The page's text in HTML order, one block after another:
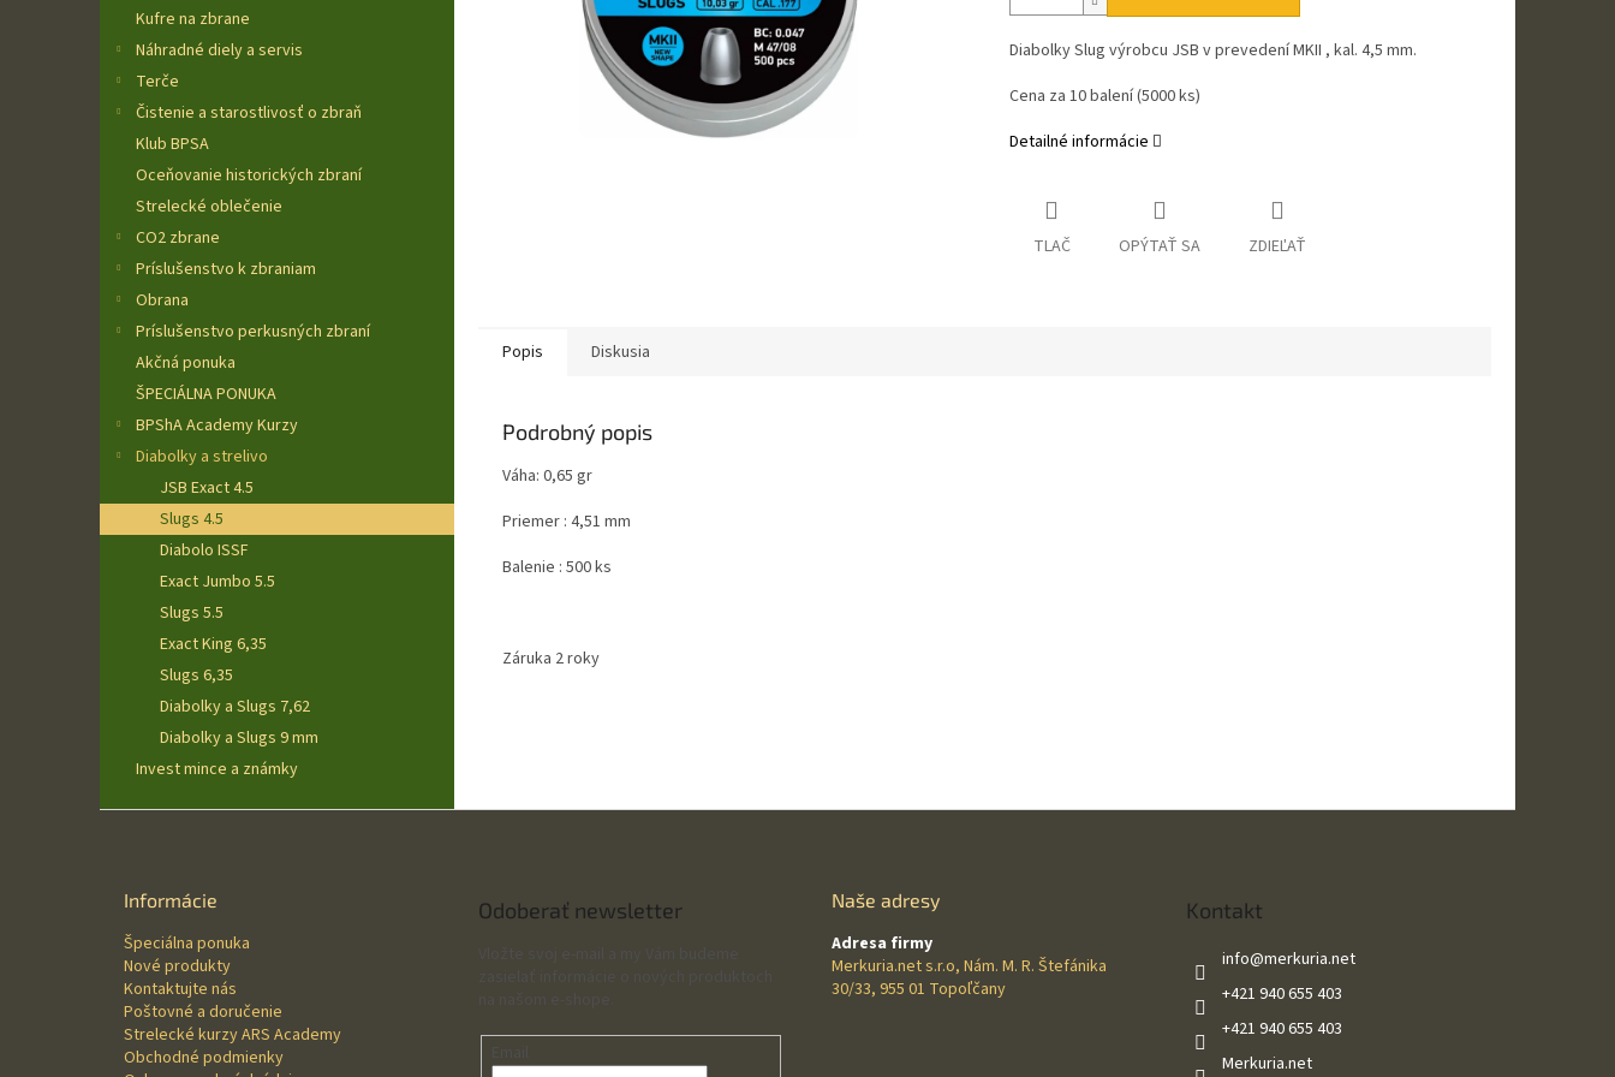
Kufre na zbrane
Náhradné diely a servis
Terče
Čistenie a starostlivosť o zbraň
Klub BPSA
Oceňovanie historických zbraní
Strelecké oblečenie
CO2 zbrane
Príslušenstvo k zbraniam
Obrana
Príslušenstvo perkusných zbraní
Akčná ponuka
ŠPECIÁLNA PONUKA
BPShA Academy Kurzy
Diabolky a strelivo
JSB Exact 4.5
Slugs 4.5
Diabolo ISSF
Exact Jumbo 5.5
Slugs 5.5
Exact King 6,35
Slugs 6,35
Diabolky a Slugs 7,62
Diabolky a Slugs 9 mm
Invest mince a známky
Diabolky Slug výrobcu JSB v prevedení MKII , kal. 4,5 mm.
Cena za 10 balení (5000 ks)
Detailné informácie
TLAČ OPÝTAŤ SA ZDIEĽAŤ
Popis Diskusia
Podrobný popis
Váha: 0,65 gr
Priemer : 4,51 mm
Balenie : 500 ks
Záruka 2 roky
Informácie
Špeciálna ponuka
Nové produkty
Kontaktujte nás
Poštovné a doručenie
Strelecké kurzy ARS Academy
Obchodné podmienky
Odoberať newsletter Naše adresy
Adresa firmy
Merkuria.net s.r.o, Nám. M. R. Štefánika
30/33, 955 01 Topoľčany
Kontakt
info@merkuria.net
+421 940 655 403
+421 940 655 403
Merkuria.net